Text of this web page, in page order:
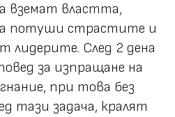
вземат властта,
потуши страстите и
лидерите. След 2 дена
за изпращане на
при това без
тази задача, кралят